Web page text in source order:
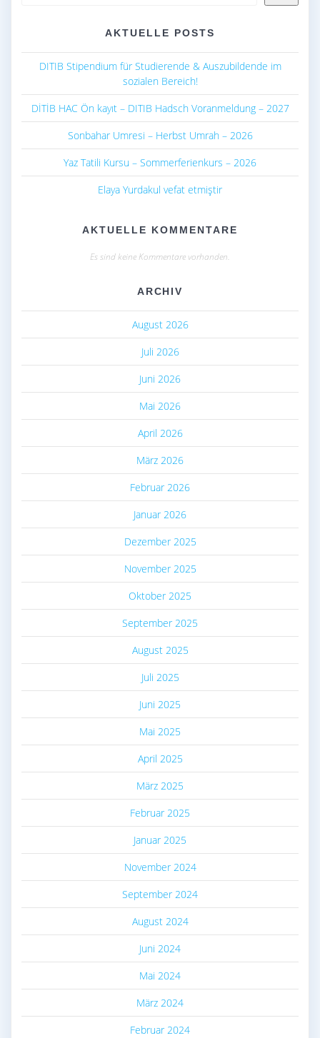
AKTUELLE POSTS
DITIB Stipendium für Studierende & Auszubildende im
sozialen Bereich!
DİTİB HAC Ön kayıt – DITIB Hadsch Voranmeldung – 2027
Sonbahar Umresi – Herbst Umrah – 2026
Yaz Tatili Kursu – Sommerferienkurs – 2026
Elaya Yurdakul vefat etmiştir
AKTUELLE KOMMENTARE
Es sind keine Kommentare vorhanden.
ARCHIV
August 2026
Juli 2026
Juni 2026
Mai 2026
April 2026
März 2026
Februar 2026
Januar 2026
Dezember 2025
November 2025
Oktober 2025
September 2025
August 2025
Juli 2025
Juni 2025
Mai 2025
April 2025
März 2025
Februar 2025
Januar 2025
November 2024
September 2024
August 2024
Juni 2024
Mai 2024
März 2024
Februar 2024